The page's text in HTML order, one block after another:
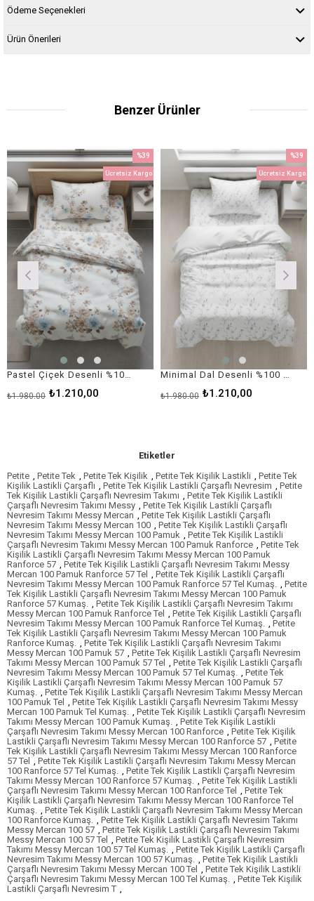
Ödeme Seçenekleri
Ürün Önerileri
Benzer Ürünler
₺1.210,00
₺1.980,00
%39
İndirim
%39İndirim
Ücretsiz Kargo
₺1.210,00
₺1.980,00
%39
İndirim
Ücretsiz Kargo
Etiketler
Petite
Petite Tek Petite Tek Kişilik Petite Tek Kişilik Lastikli
Petite Tek
Kişilik Lastikli Çarşaflı
Petite Tek Kişilik Lastikli Çarşaflı Nevresim
Petite
Tek Kişilik Lastikli Çarşaflı Nevresim Takımı
Petite Tek Kişilik Lastikli
Çarşaflı Nevresim Takımı Messy
Petite Tek Kişilik Lastikli Çarşaflı
Nevresim Takımı Messy Mercan
Petite Tek Kişilik Lastikli Çarşaflı
Nevresim Takımı Messy Mercan 100
Petite Tek Kişilik Lastikli Çarşaflı
Nevresim Takımı Messy Mercan 100 Pamuk
Petite Tek Kişilik Lastikli
Çarşaflı Nevresim Takımı Messy Mercan 100 Pamuk Ranforce
Petite Tek
Kişilik Lastikli Çarşaflı Nevresim Takımı Messy Mercan 100 Pamuk
Ranforce 57
Petite Tek Kişilik Lastikli Çarşaflı Nevresim Takımı Messy
Mercan 100 Pamuk Ranforce 57 Tel
Petite Tek Kişilik Lastikli Çarşaflı
Nevresim Takımı Messy Mercan 100 Pamuk Ranforce 57 Tel Kumaş.
Petite
Tek Kişilik Lastikli Çarşaflı Nevresim Takımı Messy Mercan 100 Pamuk
Ranforce 57 Kumaş.
Petite Tek Kişilik Lastikli Çarşaflı Nevresim Takımı
Messy Mercan 100 Pamuk Ranforce Tel
Petite Tek Kişilik Lastikli Çarşaflı
Nevresim Takımı Messy Mercan 100 Pamuk Ranforce Tel Kumaş.
Petite
Tek Kişilik Lastikli Çarşaflı Nevresim Takımı Messy Mercan 100 Pamuk
Ranforce Kumaş.
Petite Tek Kişilik Lastikli Çarşaflı Nevresim Takımı
Messy Mercan 100 Pamuk 57
Petite Tek Kişilik Lastikli Çarşaflı Nevresim
Takımı Messy Mercan 100 Pamuk 57 Tel
Petite Tek Kişilik Lastikli Çarşaflı
Nevresim Takımı Messy Mercan 100 Pamuk 57 Tel Kumaş.
Petite Tek
Kişilik Lastikli Çarşaflı Nevresim Takımı Messy Mercan 100 Pamuk 57
Kumaş.
Petite Tek Kişilik Lastikli Çarşaflı Nevresim Takımı Messy Mercan
100 Pamuk Tel
Petite Tek Kişilik Lastikli Çarşaflı Nevresim Takımı Messy
Mercan 100 Pamuk Tel Kumaş.
Petite Tek Kişilik Lastikli Çarşaflı Nevresim
Takımı Messy Mercan 100 Pamuk Kumaş.
Petite Tek Kişilik Lastikli
Çarşaflı Nevresim Takımı Messy Mercan 100 Ranforce
Petite Tek Kişilik
Lastikli Çarşaflı Nevresim Takımı Messy Mercan 100 Ranforce 57
Petite
Tek Kişilik Lastikli Çarşaflı Nevresim Takımı Messy Mercan 100 Ranforce
57 Tel
Petite Tek Kişilik Lastikli Çarşaflı Nevresim Takımı Messy Mercan
100 Ranforce 57 Tel Kumaş.
Petite Tek Kişilik Lastikli Çarşaflı Nevresim
Takımı Messy Mercan 100 Ranforce 57 Kumaş.
Petite Tek Kişilik Lastikli
Çarşaflı Nevresim Takımı Messy Mercan 100 Ranforce Tel
Petite Tek
Kişilik Lastikli Çarşaflı Nevresim Takımı Messy Mercan 100 Ranforce Tel
Kumaş.
Petite Tek Kişilik Lastikli Çarşaflı Nevresim Takımı Messy Mercan
100 Ranforce Kumaş.
Petite Tek Kişilik Lastikli Çarşaflı Nevresim Takımı
Messy Mercan 100 57
Petite Tek Kişilik Lastikli Çarşaflı Nevresim Takımı
Messy Mercan 100 57 Tel
Petite Tek Kişilik Lastikli Çarşaflı Nevresim
Takımı Messy Mercan 100 57 Tel Kumaş.
Petite Tek Kişilik Lastikli Çarşaflı
Nevresim Takımı Messy Mercan 100 57 Kumaş.
Petite Tek Kişilik Lastikli
Çarşaflı Nevresim Takımı Messy Mercan 100 Tel
Petite Tek Kişilik Lastikli
Çarşaflı Nevresim Takımı Messy Mercan 100 Tel Kumaş.
Petite Tek Kişilik
Lastikli Çarşaflı Nevresim T